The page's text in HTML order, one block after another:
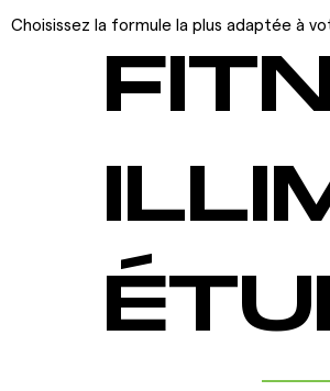
Choisissez la formule la plus adaptée à